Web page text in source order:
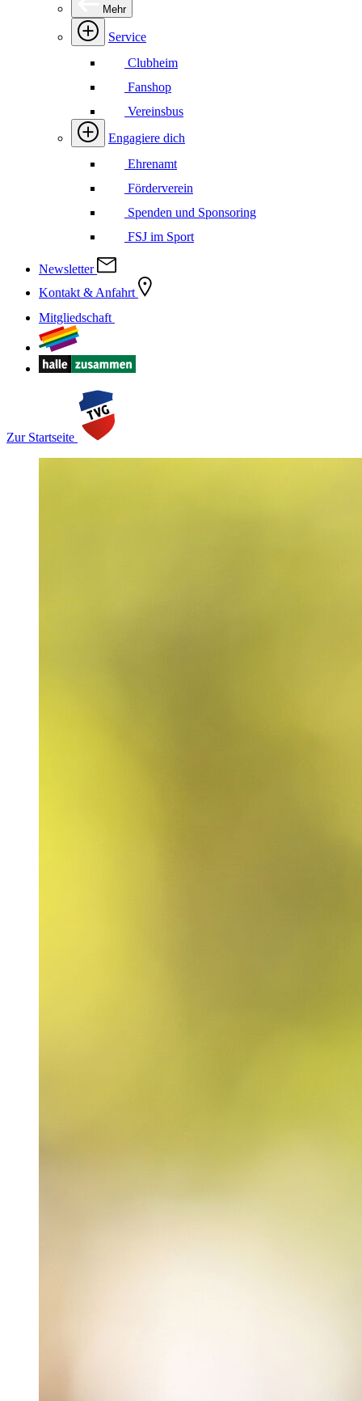
Mehr
Service
Clubheim
Fanshop
Vereinsbus
Engagiere dich
Ehrenamt
Förderverein
Spenden und Sponsoring
FSJ im Sport
Newsletter
Kontakt & Anfahrt
Mitgliedschaft
Zur Startseite